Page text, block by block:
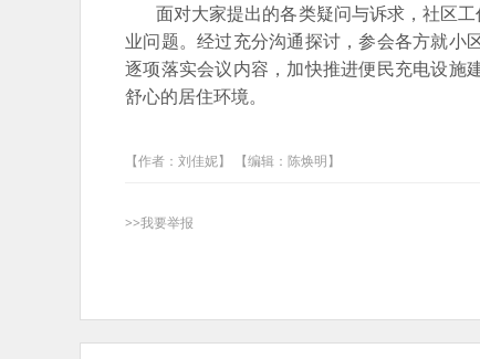
面对大家提出的各类疑问与诉求，社区工
业问题。经过充分沟通探讨，参会各方就小
逐项落实会议内容，加快推进便民充电设施
舒心的居住环境。
【作者：刘佳妮】 【编辑：陈焕明】
>>我要举报